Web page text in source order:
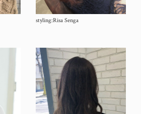
styling:Risa Senga